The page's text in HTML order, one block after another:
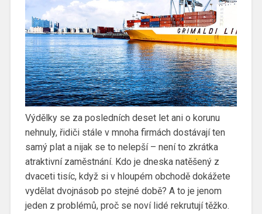
Výdělky se za posledních deset let ani o korunu
nehnuly, řidiči stále v mnoha firmách dostávají ten
samý plat a nijak se to nelepší – není to zkrátka
atraktivní zaměstnání. Kdo je dneska natěšený z
dvaceti tisíc, když si v hloupém obchodě dokážete
vydělat dvojnásob po stejné době? A to je jenom
jeden z problémů, proč se noví lidé rekrutují těžko.